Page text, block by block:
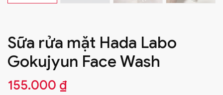
Sữa rửa mặt Hada Labo
Gokujyun Face Wash
155.000 ₫